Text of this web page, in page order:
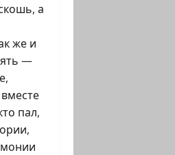
а
же и
—
пал,